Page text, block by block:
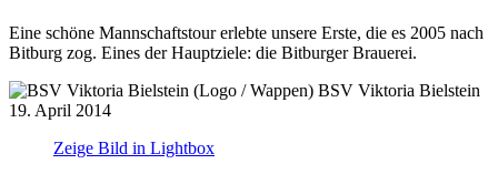
Eine schöne Mannschaftstour erlebte unsere Erste, die es 2005 nach
Bitburg zog. Eines der Hauptziele: die Bitburger Brauerei.
BSV Viktoria Bielstein
19. April 2014
Zeige Bild in Lightbox